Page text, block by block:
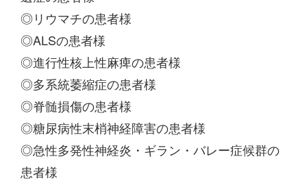
◎リウマチの患者様
◎ALSの患者様
◎進行性核上性麻痺の患者様
◎多系統萎縮症の患者様
◎脊髄損傷の患者様
◎糖尿病性末梢神経障害の患者様
◎急性多発性神経炎・ギラン・バレー症候群の
患者様